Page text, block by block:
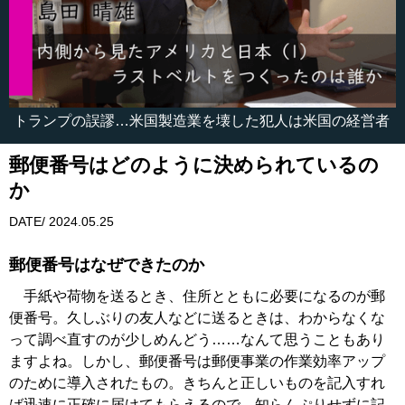
トランプの誤謬…米国製造業を壊した犯人は米国の経営者
郵便番号はどのように決められているの
か
DATE/ 2024.05.25
郵便番号はなぜできたのか
手紙や荷物を送るとき、住所とともに必要になるのが郵
便番号。久しぶりの友人などに送るときは、わからなくな
って調べ直すのが少しめんどう……なんて思うこともあり
ますよね。しかし、郵便番号は郵便事業の作業効率アップ
のために導入されたもの。きちんと正しいものを記入すれ